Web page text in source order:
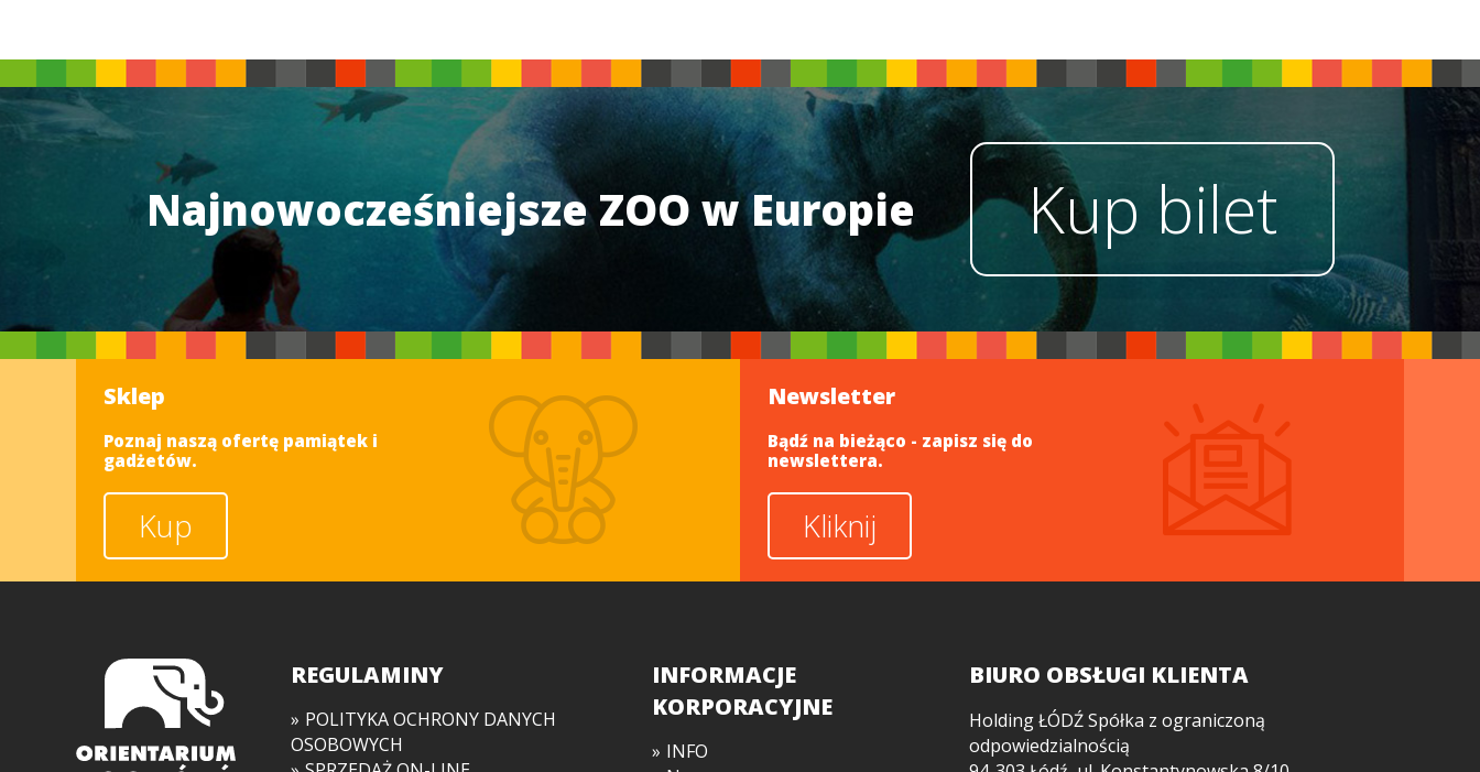
Najnowocześniejsze ZOO w Europie Kup bilet
Sklep
Poznaj naszą ofertę pamiątek i
gadżetów.
Kup
Newsletter
Bądź na bieżąco - zapisz się do
newslettera.
Kliknij
REGULAMINY
POLITYKA OCHRONY DANYCH
OSOBOWYCH
INFORMACJE
KORPORACYJNE
INFO
BIURO OBSŁUGI KLIENTA
Holding ŁÓDŹ Spółka z ograniczoną
odpowiedzialnością